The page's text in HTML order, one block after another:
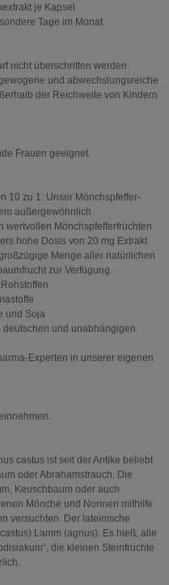
je Kapsel
Tage im Monat
nicht überschritten werden.
und abwechslungsreiche
der Reichweite von Kindern
Frauen geeignet.
10 zu 1: Unser Mönchspfeffer-
außergewöhnlich
wertvollen Mönchspfefferfrüchten
hohe Dosis von 20 mg Extrakt
Menge aller natürlichen
zur Verfügung.
und Soja
deutschen und unabhängigen
Experten in unserer eigenen
castus ist seit der Antike beliebt
oder Abrahamstrauch. Die
Keuschbaum oder auch
Mönche und Nonnen mithilfe
versuchten. Der lateinische
Lamm (agnus). Es hieß, alle
die kleinen Steinfrüchte